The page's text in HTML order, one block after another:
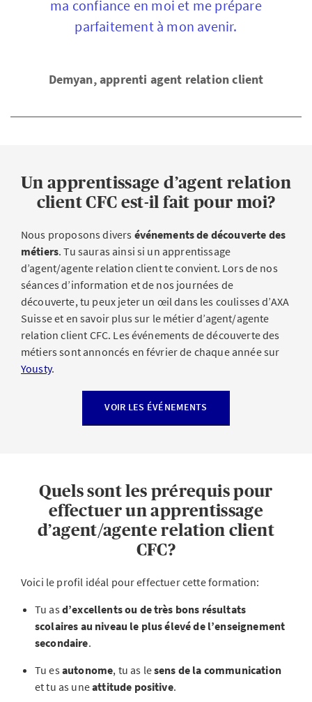
ma confiance en moi et me prépare
parfaitement à mon avenir.
Demyan, apprenti agent relation client
Un apprentissage d’agent relation
client CFC est-il fait pour moi?
Nous proposons divers événements de découverte des
métiers. Tu sauras ainsi si un apprentissage
d’agent/agente relation client te convient. Lors de nos
séances d’information et de nos journées de
découverte, tu peux jeter un œil dans les coulisses d’AXA
Suisse et en savoir plus sur le métier d’agent/agente
relation client CFC. Les événements de découverte des
métiers sont annoncés en février de chaque année sur
Yousty.
VOIR LES ÉVÉNEMENTS
Quels sont les prérequis pour
effectuer un apprentissage
d’agent/agente relation client
CFC?
Voici le profil idéal pour effectuer cette formation:
Tu asd’excellents ou de très bons résultats
scolaires au niveau le plus élevé de l’enseignement
secondaire.
Tu esautonome, tu as lesens de la communication
et tu as uneattitude positive.